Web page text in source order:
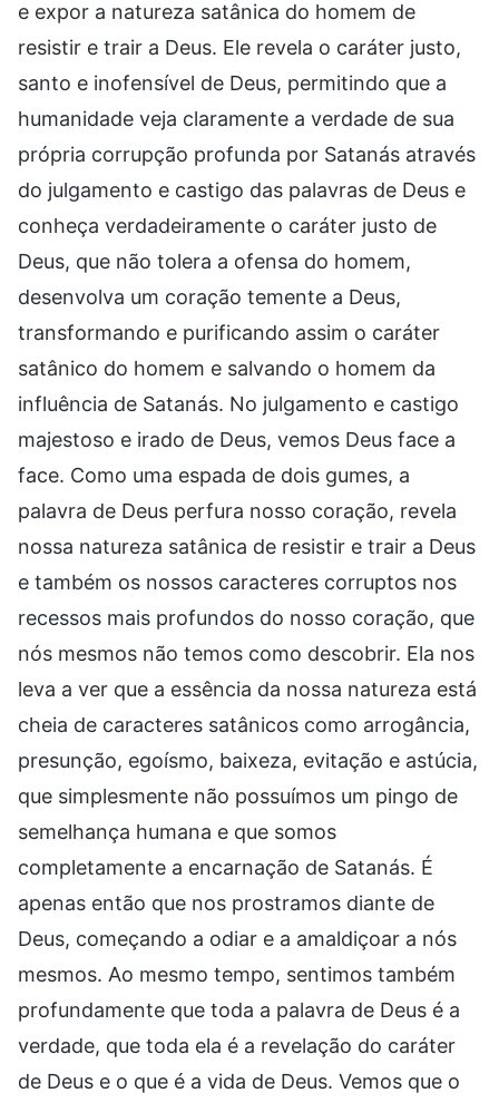
e expor a natureza satânica do homem de
resistir e trair a Deus. Ele revela o caráter justo,
santo e inofensível de Deus, permitindo que a
humanidade veja claramente a verdade de sua
própria corrupção profunda por Satanás através
do julgamento e castigo das palavras de Deus e
conheça verdadeiramente o caráter justo de
Deus, que não tolera a ofensa do homem,
desenvolva um coração temente a Deus,
transformando e purificando assim o caráter
satânico do homem e salvando o homem da
influência de Satanás. No julgamento e castigo
majestoso e irado de Deus, vemos Deus face a
face. Como uma espada de dois gumes, a
palavra de Deus perfura nosso coração, revela
nossa natureza satânica de resistir e trair a Deus
e também os nossos caracteres corruptos nos
recessos mais profundos do nosso coração, que
nós mesmos não temos como descobrir. Ela nos
leva a ver que a essência da nossa natureza está
cheia de caracteres satânicos como arrogância,
presunção, egoísmo, baixeza, evitação e astúcia,
que simplesmente não possuímos um pingo de
semelhança humana e que somos
completamente a encarnação de Satanás. É
apenas então que nos prostramos diante de
Deus, começando a odiar e a amaldiçoar a nós
mesmos. Ao mesmo tempo, sentimos também
profundamente que toda a palavra de Deus é a
verdade, que toda ela é a revelação do caráter
de Deus e o que é a vida de Deus. Vemos que o